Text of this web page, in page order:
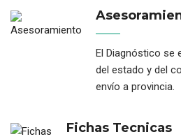
El Diagnóstico se
del estado y del
envío a provincia.
Fichas Tecnicas